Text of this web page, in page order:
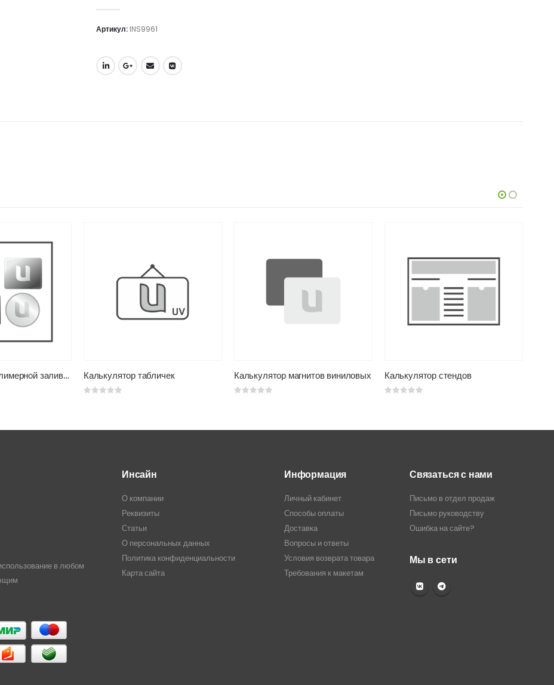
Артикул: INS9961
Стикерпаки с полимерной заливкой Калькулятор табличек Калькулятор магнитов виниловых Калькулятор стендов
в любом
Инсайн
О компании
Реквизиты
Статьи
О персональных данных
Политика конфиденциальности
Карта сайта
Информация
Личный кабинет
Способы оплаты
Доставка
Вопросы и ответы
Условия возврата товара
Требования к макетам
Связаться с нами
Письмо в отдел продаж
Письмо руководству
Ошибка на сайте?
Мы в сети